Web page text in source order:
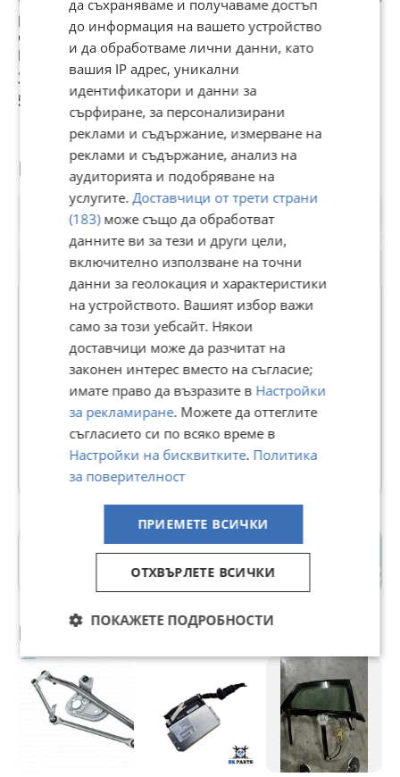
Механизъм
чистачки VW
Passat b4
30 €
58,67 лв
Стъклоповдигач
механизъм стъкло
за задна дясна
врата за Ауди А6
С6 Ц5 Audi A6 S6
C5
30,68 €
60 лв
Моторче
механизъм
чистачки за Ауди
Passat 4B1955023B
/ 4B1955113
Потребител
Premium
ПромоТрейд ЕООД
В Bazar.BG от 30 януари 2014г.
Последно активен днес в 14:41 ч.
Телефон(и):0888017117
1418 Обяви
Мара Денчева
Препоръчани за теб
да съхраняваме и получаваме достъп
до информация на вашето устройство
и да обработваме лични данни, като
вашия IP адрес, уникални
идентификатори и данни за
сърфиране, за персонализирани
реклами и съдържание, измерване на
реклами и съдържание, анализ на
аудиторията и подобряване на
услугите.Доставчици от трети страни
(183)може също да обработват
данните ви за тези и други цели,
включително използване на точни
данни за геолокация и характеристики
на устройството. Вашият избор важи
само за този уебсайт. Някои
доставчици може да разчитат на
законен интерес вместо на съгласие;
имате право да възразите в Настройки
за рекламиране. Можете да оттеглите
съгласието си по всяко време в
Настройки на бисквитките. Политика
за поверителност
ПРИЕМЕТЕ ВСИЧКИ
ОТХВЪРЛЕТЕ ВСИЧКИ
ПОКАЖЕТЕ ПОДРОБНОСТИ